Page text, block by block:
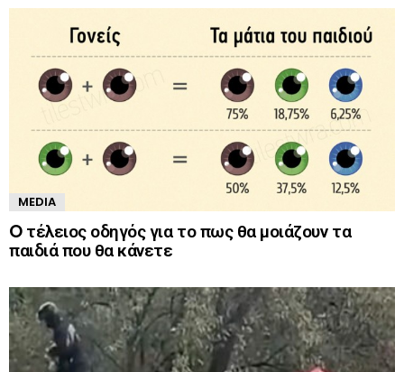
MEDIA
O τέλειος οδηγός για το πως θα μοιάζουν τα
παιδιά που θα κάνετε